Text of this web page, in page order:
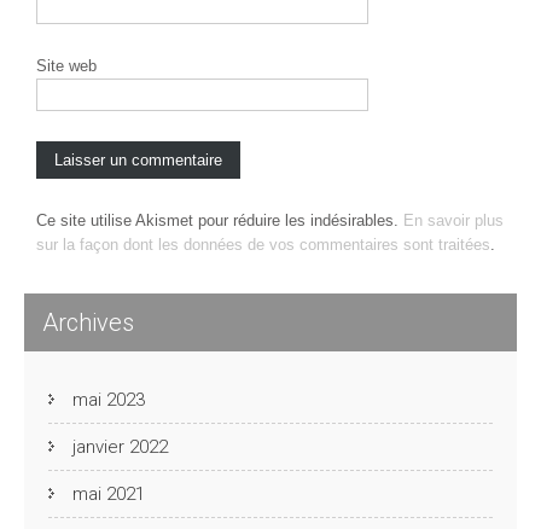
Site web
Ce site utilise Akismet pour réduire les indésirables. En savoir plus
sur la façon dont les données de vos commentaires sont traitées.
Archives
mai 2023
janvier 2022
mai 2021